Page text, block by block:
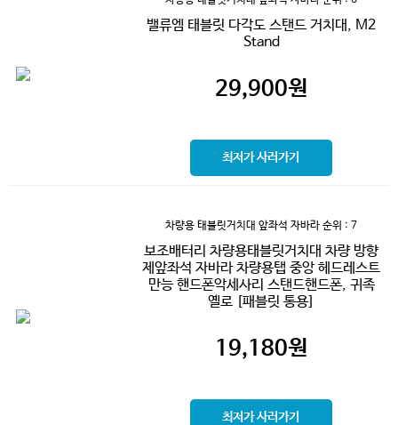
밸류엠 태블릿 다각도 스탠드 거치대, M2
Stand
29,900원
최저가 사러가기
차량용 태블릿거치대 앞좌석 자바라 순위 : 7
보조배터리 차량용태블릿거치대 차량 방향
제앞좌석 자바라 차량용탭 중앙 헤드레스트
만능 핸드폰악세사리 스탠드핸드폰, 귀족
옐로 [패블릿 통용]
19,180원
최저가 사러가기